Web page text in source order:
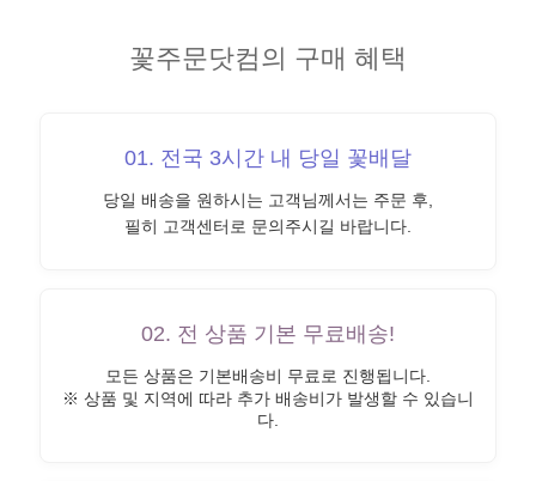
꽃주문닷컴의 구매 혜택
01. 전국 3시간 내 당일 꽃배달
당일 배송을 원하시는 고객님께서는 주문 후,
필히 고객센터로 문의주시길 바랍니다.
02. 전 상품 기본 무료배송!
모든 상품은 기본배송비 무료로 진행됩니다.
※ 상품 및 지역에 따라 추가 배송비가 발생할 수 있습니
다.